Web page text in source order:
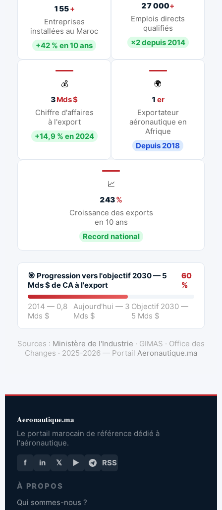
155+
Entreprises
installées au Maroc
+42 % en 10 ans
27 000+
Emplois directs
qualifiés
×2 depuis 2014
💰
3Mds $
Chiffre d'affaires
à l'export
+14,9 % en 2024
🌍
1 er
Exportateur
aéronautique en
Afrique
Depuis 2018
📈
243%
Croissance des exports
en 10 ans
Record national
🎯 Progression vers l'objectif 2030 — 5
Mds $ de CA à l'export
60
%
2014 — 0,8
Mds $
Aujourd'hui — 3
Mds $
Objectif 2030 —
5 Mds $
Sources : Ministère de l'Industrie · GIMAS · Office des
Changes · 2025-2026 — Portail Aeronautique.ma
Aeronautique.ma
Le portail marocain de référence dédié à
l'aéronautique.
f in 𝕏 ▶ RSS
À PROPOS
Qui sommes-nous ?